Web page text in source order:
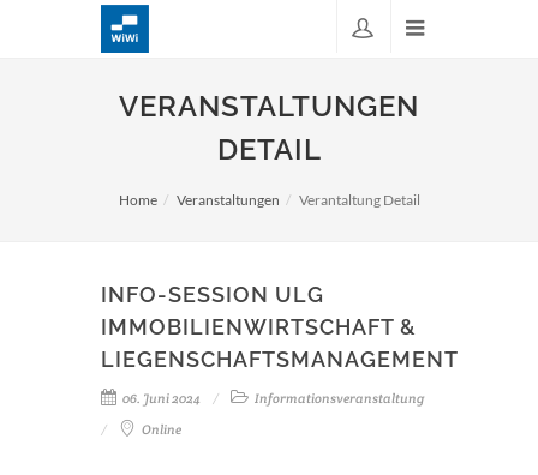
VERANSTALTUNGEN
DETAIL
Home Veranstaltungen Verantaltung Detail
INFO-SESSION ULG
IMMOBILIENWIRTSCHAFT &
LIEGENSCHAFTSMANAGEMENT
06. Juni 2024
Informationsveranstaltung
Online